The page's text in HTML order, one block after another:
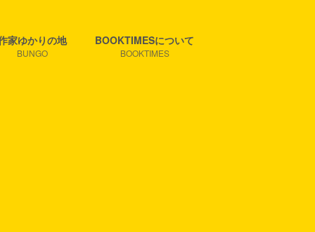
家ゆかりの地
BUNGO
BOOKTIMESについて
BOOKTIMES